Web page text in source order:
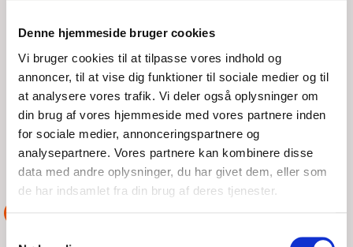
Denne hjemmeside bruger cookies
Vi bruger cookies til at tilpasse vores indhold og
annoncer, til at vise dig funktioner til sociale medier og til
at analysere vores trafik. Vi deler også oplysninger om
din brug af vores hjemmeside med vores partnere inden
for sociale medier, annonceringspartnere og
analysepartnere. Vores partnere kan kombinere disse
data med andre oplysninger, du har givet dem, eller som
de har indsamlet fra din brug af deres tjenester.
TIR, 04/08/2026 - 08:13
Klokken er 19:05 mandag aften - grønt udkald - en motorbåd
med bl.a. 3 børn ombord, ligger mellem Ejerslev og Amtoft
med tovværk i skruen. Clemens har første
DSRS Løgstør LÆS MERE